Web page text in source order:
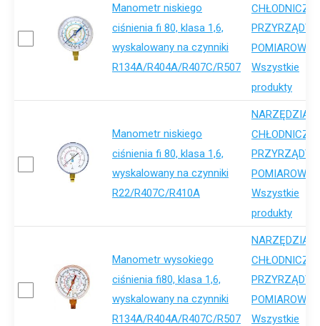
Manometr niskiego
ciśnienia fi 80, klasa 1,6,
wyskalowany na czynniki
R134A/R404A/R407C/R507
CHŁODNICZE
PRZYRZĄDY
POMIAROWE
Wszystkie
produkty
Manometr niskiego
ciśnienia fi 80, klasa 1,6,
wyskalowany na czynniki
R22/R407C/R410A
NARZĘDZIA
CHŁODNICZE
PRZYRZĄDY
POMIAROWE
Wszystkie
produkty
Manometr wysokiego
ciśnienia fi80, klasa 1,6,
wyskalowany na czynniki
R134A/R404A/R407C/R507
NARZĘDZIA
CHŁODNICZE
PRZYRZĄDY
POMIAROWE
Wszystkie